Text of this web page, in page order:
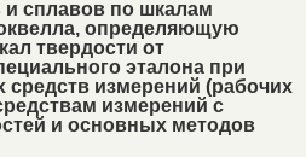
и сплавов по шкалам
определяющую
твердости от
эталона при
измерений (рабочих
измерений с
и основных методов